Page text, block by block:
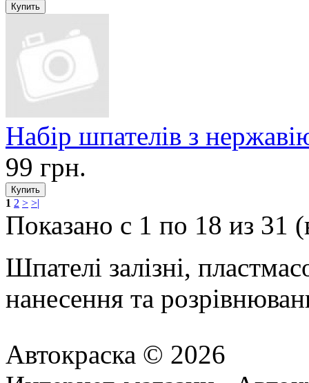
Набір шпателів з
99 грн.
1 2 > >|
Показано с 1 по 18 из 31
Шпателі залізні,
нанесення та
Автокраска © 2026